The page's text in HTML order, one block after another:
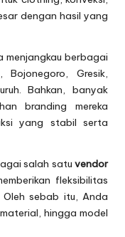
dengan hasil yang
menjangkau berbagai
Gresik,
Bahkan, banyak
branding mereka
yang stabil serta
salah satu vendor
fleksibilitas
Oleh sebab itu, Anda
hingga model